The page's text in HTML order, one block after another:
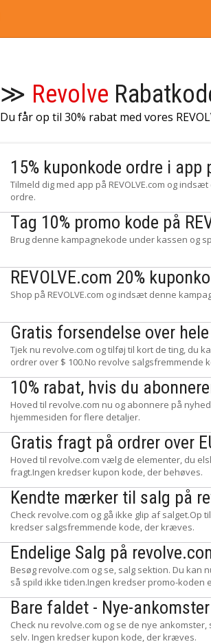
≫ Revolve
Du får op til 30% rabat med vores
15% kuponkode ordre i app
Tilmeld dig med app på REVOLVE.com og
ordre.
Tag 10% promo kode på
Brug denne kampagnekode under kassen og
REVOLVE.com 20%
Shop på REVOLVE.com og indsæt denne
Gratis forsendelse over
Tjek nu revolve.com og tilføj til kort de ting, du
ordrer over $ 100.No revolve salgsfremmende
10% rabat, hvis du
Hoved til revolve.com nu og abonnere på
hjemmesiden for flere detaljer.
Gratis fragt på ordrer over
Hoved til revolve.com vælg de elementer, du
fragt.Ingen kredser kupon kode, der behøves.
Kendte mærker til salg på
Check revolve.com og gå ikke glip af
kredser salgsfremmende kode, der kræves.
Endelige Salg på
Besøg revolve.com og se, salg sektion. Du kan
så spild ikke tiden.Ingen kredser promo-koden
Bare faldet - Nye-
Check nu revolve.com og se de nye
selv. Ingen kredser kupon kode, der kræves.